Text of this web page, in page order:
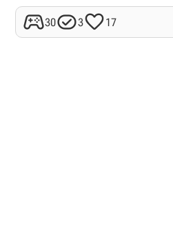
30317